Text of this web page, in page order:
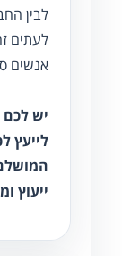
לבין
לעתים
אנשים
יש לכם
לייעץ
ייעוץ